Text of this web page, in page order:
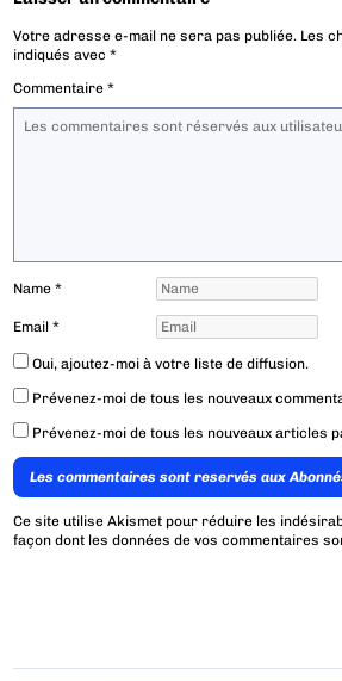
Votre adresse e-mail ne sera pas publiée. Les
indiqués avec*
Commentaire*
Name*
Email*
Oui, ajoutez-moi à votre liste de diffusion.
Prévenez-moi de tous les nouveaux
Prévenez-moi de tous les nouveaux articles
Les commentaires sont reservés aux
Ce site utilise Akismet pour réduire les
façon dont les données de vos commentaires